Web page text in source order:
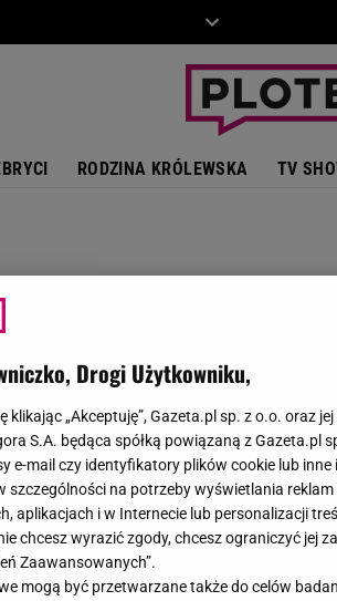
RODZINA KRÓLEWSKA TV
Drogi Użytkowniku,
klikając „Akceptuję”, Gazeta.pl sp. z o.o. oraz
S.A. będąca spółką powiązaną z Gazeta.pl
e-mail czy identyfikatory plików cookie lub
szczególności na potrzeby wyświetlania
aplikacjach i w Internecie lub personalizacji
chcesz wyrazić zgody, chcesz ograniczyć jej
Zaawansowanych”.
mogą być przetwarzane także do celów